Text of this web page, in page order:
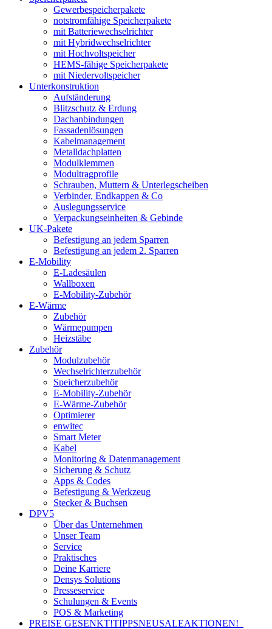
Gewerbespeicherpakete
notstromfähige Speicherpakete
mit Batteriewechselrichter
mit Hybridwechselrichter
mit Hochvoltspeicher
HEMS-fähige Speicherpakete
mit Niedervoltspeicher
Unterkonstruktion
Aufständerung
Blitzschutz & Erdung
Dachanbindungen
Fassadenlösungen
Kabelmanagement
Metalldachplatten
Modulklemmen
Modultragprofile
Schrauben, Muttern & Unterlegscheiben
Verbinder, Endkappen & Co
Auslegungsservice
Verpackungseinheiten & Gebinde
UK-Pakete
Befestigung an jedem Sparren
Befestigung an jedem 2. Sparren
E-Mobility
E-Ladesäulen
Wallboxen
E-Mobility-Zubehör
E-Wärme
Zubehör
Wärmepumpen
Heizstäbe
Zubehör
Modulzubehör
Wechselrichterzubehör
Speicherzubehör
E-Mobility-Zubehör
E-Wärme-Zubehör
Optimierer
enwitec
Smart Meter
Kabel
Monitoring & Datenmanagement
Sicherung & Schutz
Apps & Codes
Befestigung & Werkzeug
Stecker & Buchsen
DPV5
Über das Unternehmen
Unser Team
Service
Praktisches
Deine Karriere
Densys Solutions
Presseservice
Schulungen & Events
POS & Marketing
PREISE GESENKT!TIPPSNEUSALEAKTIONEN!